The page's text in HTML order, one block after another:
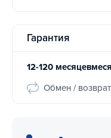
Гарантия
12-120
Обмен /